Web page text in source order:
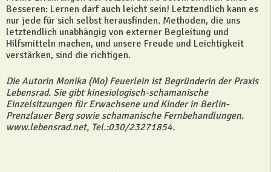
Besseren: Lernen darf auch leicht sein! Letztendlich kann es
nur jede für sich selbst herausfinden. Methoden, die uns
letztendlich unabhängig von externer Begleitung und
Hilfsmitteln machen, und unsere Freude und Leichtigkeit
verstärken, sind die richtigen.
Die Autorin Monika (Mo) Feuerlein ist Begründerin der Praxis
Lebensrad. Sie gibt kinesiologisch-schamanische
Einzelsitzungen für Erwachsene und Kinder in Berlin-
Prenzlauer Berg sowie schamanische Fernbehandlungen.
www.lebensrad.net, Tel.:030/23271854.